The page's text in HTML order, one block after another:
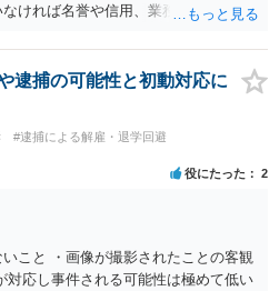
ければ名誉や信用、業務にかかる犯
逮捕の可能性と初動対応に
#逮捕による解雇・退学回避
役にたった 2
こと ・画像が撮影されたことの客観
対応し事件される可能性は極めて低い